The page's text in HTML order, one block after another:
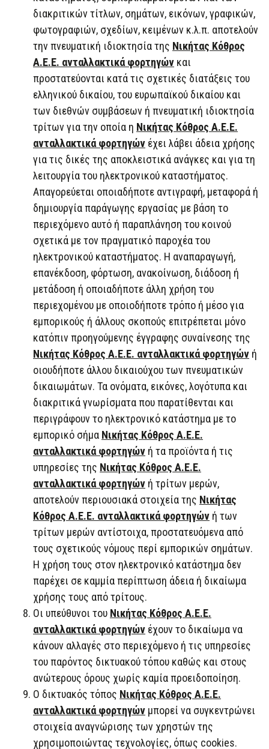
διακριτικών τίτλων, σημάτων, εικόνων, γραφικών,
φωτογραφιών, σχεδίων, κειμένων κ.λ.π. αποτελούν
την πνευματική ιδιοκτησία της Νικήτας Κόθρος
Α.Ε.Ε. ανταλλακτικά φορτηγών και
προστατεύονται κατά τις σχετικές διατάξεις του
ελληνικού δικαίου, του ευρωπαϊκού δικαίου και
των διεθνών συμβάσεων ή πνευματική ιδιοκτησία
τρίτων για την οποία η Νικήτας Κόθρος Α.Ε.Ε.
ανταλλακτικά φορτηγών έχει λάβει άδεια χρήσης
για τις δικές της αποκλειστικά ανάγκες και για τη
λειτουργία του ηλεκτρονικού καταστήματος.
Απαγορεύεται οποιαδήποτε αντιγραφή, μεταφορά ή
δημιουργία παράγωγης εργασίας με βάση το
περιεχόμενο αυτό ή παραπλάνηση του κοινού
σχετικά με τον πραγματικό παροχέα του
ηλεκτρονικού καταστήματος. Η αναπαραγωγή,
επανέκδοση, φόρτωση, ανακοίνωση, διάδοση ή
μετάδοση ή οποιαδήποτε άλλη χρήση του
περιεχομένου με οποιοδήποτε τρόπο ή μέσο για
εμπορικούς ή άλλους σκοπούς επιτρέπεται μόνο
κατόπιν προηγούμενης έγγραφης συναίνεσης της
Νικήτας Κόθρος Α.Ε.Ε. ανταλλακτικά φορτηγών ή
οιουδήποτε άλλου δικαιούχου των πνευματικών
δικαιωμάτων. Τα ονόματα, εικόνες, λογότυπα και
διακριτικά γνωρίσματα που παρατίθενται και
περιγράφουν το ηλεκτρονικό κατάστημα με το
εμπορικό σήμα Νικήτας Κόθρος Α.Ε.Ε.
ανταλλακτικά φορτηγών ή τα προϊόντα ή τις
υπηρεσίες της Νικήτας Κόθρος Α.Ε.Ε.
ανταλλακτικά φορτηγών ή τρίτων μερών,
αποτελούν περιουσιακά στοιχεία της Νικήτας
Κόθρος Α.Ε.Ε. ανταλλακτικά φορτηγών ή των
τρίτων μερών αντίστοιχα, προστατευόμενα από
τους σχετικούς νόμους περί εμπορικών σημάτων.
Η χρήση τους στον ηλεκτρονικό κατάστημα δεν
παρέχει σε καμμία περίπτωση άδεια ή δικαίωμα
χρήσης τους από τρίτους.
Οι υπεύθυνοι του Νικήτας Κόθρος Α.Ε.Ε.
ανταλλακτικά φορτηγών έχουν το δικαίωμα να
κάνουν αλλαγές στο περιεχόμενο ή τις υπηρεσίες
του παρόντος δικτυακού τόπου καθώς και στους
ανώτερους όρους χωρίς καμία προειδοποίηση.
Ο δικτυακός τόπος Νικήτας Κόθρος Α.Ε.Ε.
ανταλλακτικά φορτηγών μπορεί να συγκεντρώνει
στοιχεία αναγνώρισης των χρηστών της
χρησιμοποιώντας τεχνολογίες, όπως cookies.